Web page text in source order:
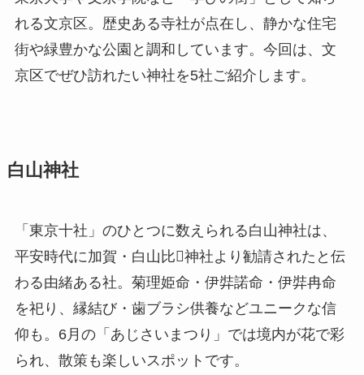
れる文京区。歴史ある寺社が点在し、静かな住宅
街や緑豊かな公園と調和しています。今回は、文
京区でぜひ訪れたい神社を5社ご紹介します。
白山神社
「東京十社」のひとつに数えられる白山神社は、
平安時代に加賀・白山比神社より勧請されたと伝
わる由緒ある社。菊理姫命・伊弉諾命・伊弉冉命
を祀り、縁結び・歯ブラシ供養などユニークな信
仰も。6月の「あじさいまつり」では境内が花で彩
られ、散策も楽しいスポットです。